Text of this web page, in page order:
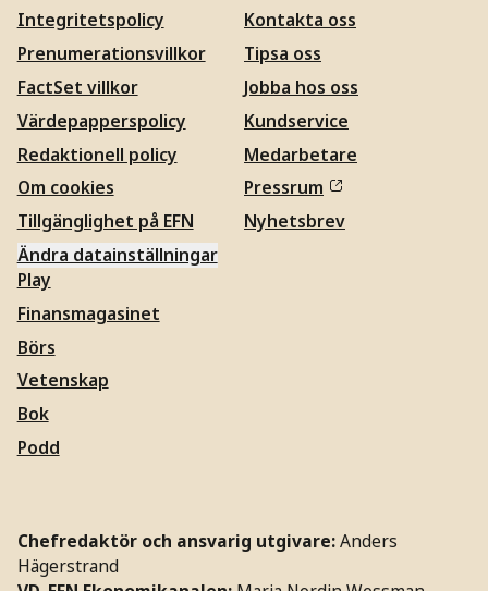
Integritetspolicy
Prenumerationsvillkor
FactSet villkor
Värdepapperspolicy
Redaktionell policy
Om cookies
Tillgänglighet på EFN
Ändra datainställningar
Kontakta oss
Tipsa oss
Jobba hos oss
Kundservice
Medarbetare
Pressrum
Nyhetsbrev
Play
Finansmagasinet
Börs
Vetenskap
Bok
Podd
Chefredaktör och ansvarig utgivare: Anders
Hägerstrand